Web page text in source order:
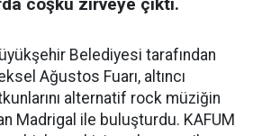
Belediyesi tarafından
Ağustos Fuarı, altıncı
alternatif rock müziğin
Madrigal ile buluşturdu. KAFUM